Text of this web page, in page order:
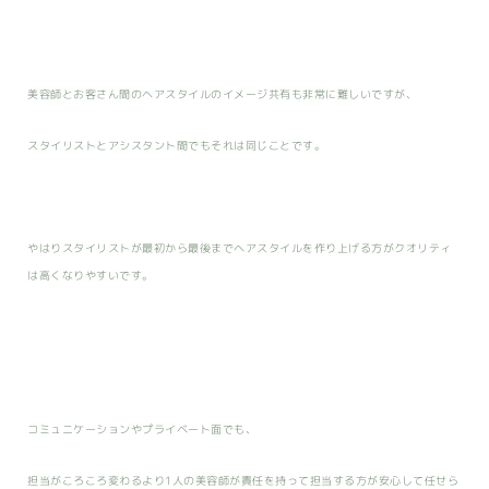
美容師とお客さん間のヘアスタイルのイメージ共有も非常に難しいですが、
スタイリストとアシスタント間でもそれは同じことです。
やはりスタイリストが最初から最後までヘアスタイルを作り上げる方がクオリティ
は高くなりやすいです。
コミュニケーションやプライベート面でも、
担当がころころ変わるより1人の美容師が責任を持って担当する方が安心して任せら